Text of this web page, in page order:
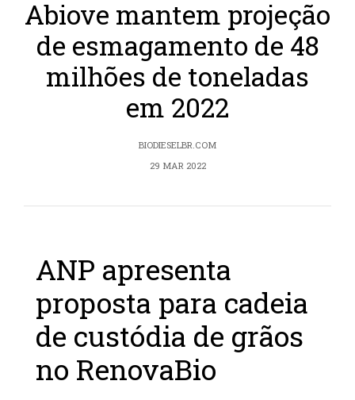
Abiove mantem projeção
de esmagamento de 48
milhões de toneladas
em 2022
BIODIESELBR.COM
29 MAR 2022
ANP apresenta
proposta para cadeia
de custódia de grãos
no RenovaBio